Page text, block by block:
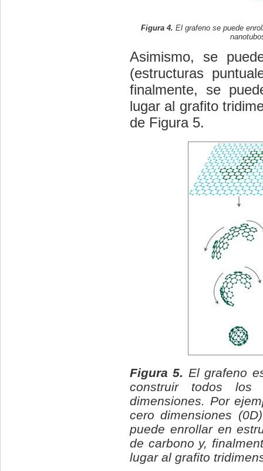
Figura 4. El grafeno se puede
Asimismo, se
(estructuras
finalmente, se
lugar al grafito
de Figura 5.
Figura 5. El grafeno
construir todos los
dimensiones. Por
cero dimensiones
puede enrollar en
de carbono y,
lugar al grafito